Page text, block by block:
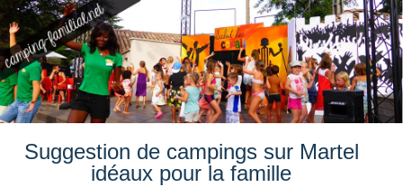
Suggestion de campings sur Martel
idéaux pour la famille